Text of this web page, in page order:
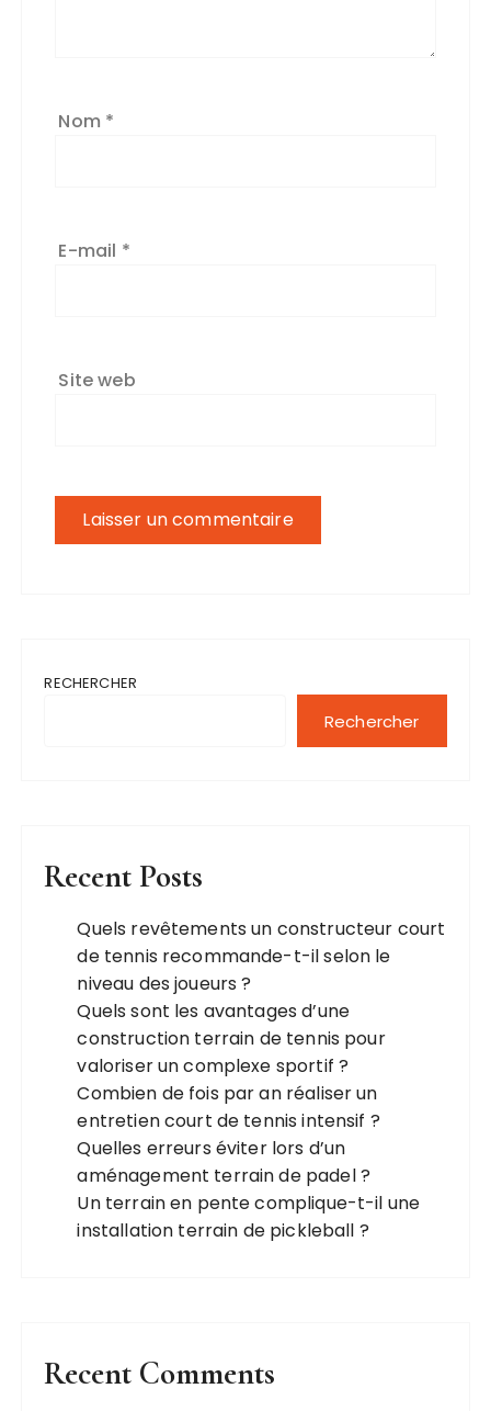
Nom *
E-mail *
Site web
RECHERCHER
Rechercher
Recent Posts
Quels revêtements un constructeur court
de tennis recommande-t-il selon le
niveau des joueurs ?
Quels sont les avantages d’une
construction terrain de tennis pour
valoriser un complexe sportif ?
Combien de fois par an réaliser un
entretien court de tennis intensif ?
Quelles erreurs éviter lors d’un
aménagement terrain de padel ?
Un terrain en pente complique-t-il une
installation terrain de pickleball ?
Recent Comments